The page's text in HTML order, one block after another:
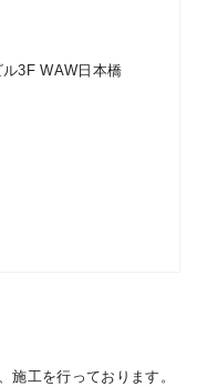
3F WAW日本橋
施工を行っております。